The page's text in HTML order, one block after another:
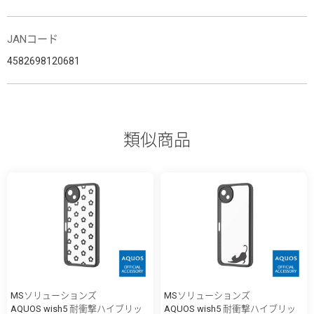
JANコード
4582698120681
類似商品
MSソリューションズ
AQUOS wish5 耐衝撃ハイブリッ
MSソリューションズ
AQUOS wish5 耐衝撃ハイブリッ